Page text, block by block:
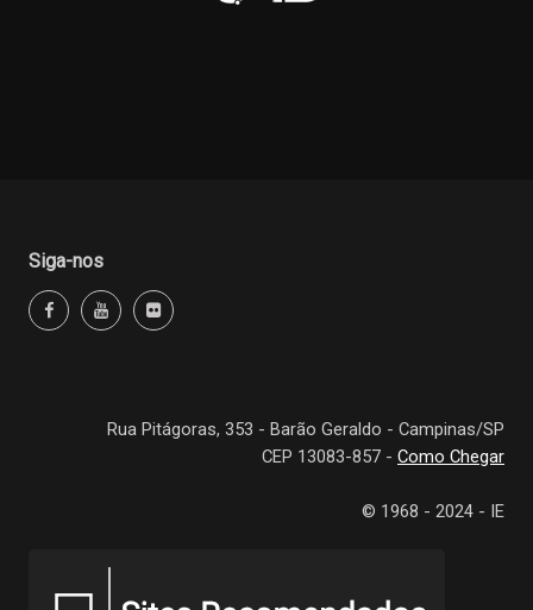
Siga-nos
Rua Pitágoras, 353 - Barão Geraldo - Campinas/SP
CEP 13083-857 - Como Chegar
© 1968 - 2024 - IE